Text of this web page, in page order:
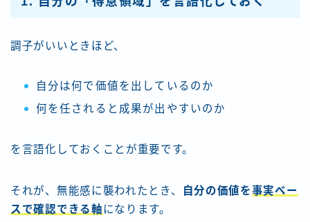
調子がいいときほど、
自分は何で価値を出しているのか
何を任されると成果が出やすいのか
を言語化しておくことが重要です。
それが、無能感に襲われたとき、 自分の価値を事実ベー
スで確認できる軸 になります。